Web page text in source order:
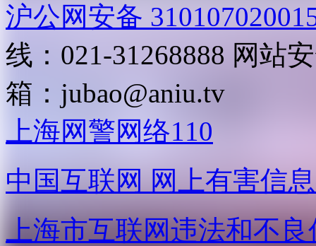
沪公网安备
线：021-31268888 网站
箱： jubao@aniu.tv
上海网警网络110
中国互联网 网上有害信
上海市互联网违法和不